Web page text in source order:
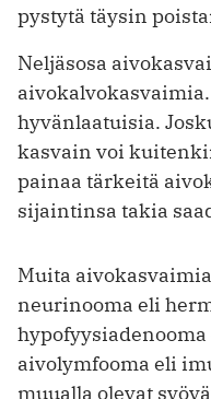
pystytä täysin
Neljäsosa
hyvänlaatuisia.
kasvain voi
painaa tärkeitä
sijaintinsa takia
Muita
neurinooma eli
aivolymfooma eli
muualla olevat